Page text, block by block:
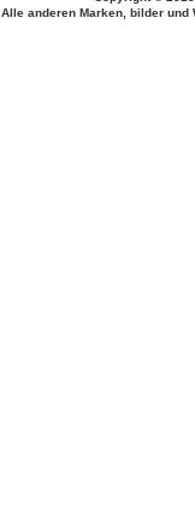
Alle anderen Marken, bilder und